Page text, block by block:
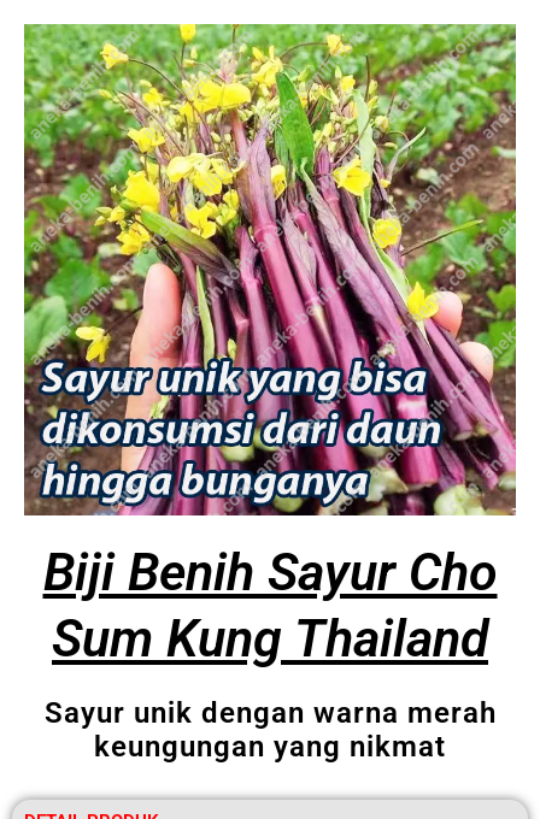
Biji Benih Sayur Cho
Sum Kung Thailand
Sayur unik dengan warna merah
keungungan yang nikmat